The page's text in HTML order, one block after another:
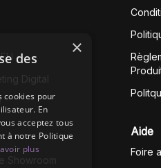
Digital
Aide
Foire
×
des
cookies pour
En
acceptez tous
à notre Politique
plus